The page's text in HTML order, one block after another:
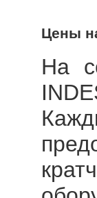
Цены
На